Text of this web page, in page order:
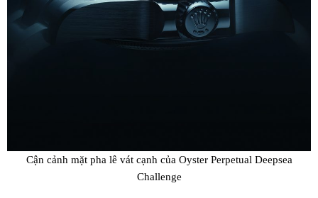
Cận cảnh mặt pha lê vát cạnh của Oyster Perpetual Deepsea
Challenge